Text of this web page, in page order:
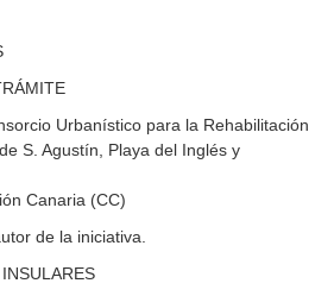
Urbanístico para la Rehabilitación
S. Agustín, Playa del Inglés y
Canaria (CC)
de la iniciativa.